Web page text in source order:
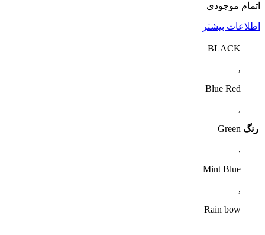
اتمام موجودی
اطلاعات بیشتر
رنگ
BLACK
,
Blue Red
,
Green
,
Mint Blue
,
Rain bow